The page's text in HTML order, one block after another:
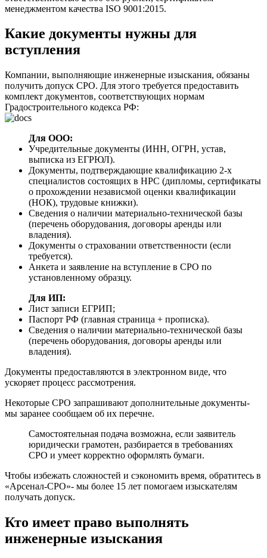
менеджментом качества ISO 9001:2015.
Какие документы нужны для
вступления
Компании, выполняющие инженерные изыскания, обязаны
получить допуск СРО. Для этого требуется предоставить
комплект документов, соответствующих нормам
Градостроительного кодекса РФ:
Для ООО:
Учредительные документы (ИНН, ОГРН, устав,
выписка из ЕГРЮЛ).
Документы, подтверждающие квалификацию 2-х
специалистов состоящих в НРС (дипломы, сертификаты
о прохождении независмой оценки квалификации
(НОК), трудовые книжки).
Сведения о наличии материально-технической базы
(перечень оборудования, договоры аренды или
владения).
Документы о страховании ответственности (если
требуется).
Анкета и заявление на вступление в СРО по
установленному образцу.
Для ИП:
Лист записи ЕГРИП;
Паспорт РФ (главная страница + прописка).
Сведения о наличии материально-технической базы
(перечень оборудования, договоры аренды или
владения).
Документы предоставляются в электронном виде, что
ускоряет процесс рассмотрения.
Некоторые СРО запрашивают дополнительные документы-
мы заранее сообщаем об их перечне.
Самостоятельная подача возможна, если заявитель
юридически грамотен, разбирается в требованиях
СРО и умеет корректно оформлять бумаги.
Чтобы избежать сложностей и сэкономить время, обратитесь в
«Арсенал-СРО»- мы более 15 лет помогаем изыскателям
получать допуск.
Кто имеет право выполнять
инженерные изыскания